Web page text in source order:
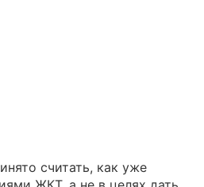
считать, как уже